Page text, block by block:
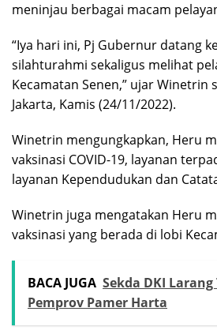
meninjau berbagai macam
“Iya hari ini, Pj Gubernur datang
silahturahmi sekaligus melihat
Kecamatan Senen,” ujar Winetrin
Jakarta, Kamis (24/11/2022).
Winetrin mengungkapkan, Heru
vaksinasi COVID-19, layanan
layanan Kependudukan dan
Winetrin juga mengatakan Heru
vaksinasi yang berada di lobi
BACA JUGA Sekda DKI Larang
Pemprov Pamer Harta